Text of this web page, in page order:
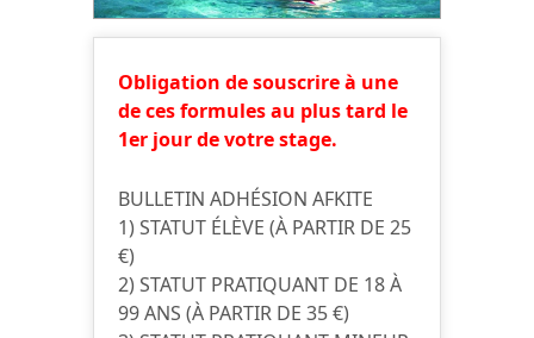
Obligation de souscrire à une
de ces formules au plus tard le
1er jour de votre stage.
BULLETIN ADHÉSION AFKITE
1) STATUT ÉLÈVE (À PARTIR DE 25
€)
2) STATUT PRATIQUANT DE 18 À
99 ANS (À PARTIR DE 35 €)